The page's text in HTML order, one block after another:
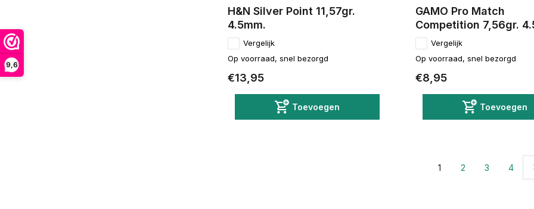
9,6
H&N Silver Point 11,57gr.
4.5mm.
Vergelijk
Op voorraad, snel bezorgd
€13,95
Toevoegen
GAMO Pro Match
Competition 7,56gr.
Vergelijk
Op voorraad, snel bezorgd
€8,95
Toevoegen
1 2 3 4